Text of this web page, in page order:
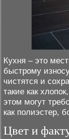
Кухня – это
быстрому
чистятся и
такие как
этом могут
как полиэстер,
Цвет и